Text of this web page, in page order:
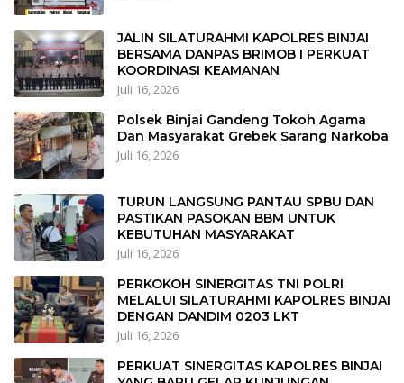
JALIN SILATURAHMI KAPOLRES BINJAI
BERSAMA DANPAS BRIMOB I PERKUAT
KOORDINASI KEAMANAN
Juli 16, 2026
Polsek Binjai Gandeng Tokoh Agama
Dan Masyarakat Grebek Sarang Narkoba
Juli 16, 2026
TURUN LANGSUNG PANTAU SPBU DAN
PASTIKAN PASOKAN BBM UNTUK
KEBUTUHAN MASYARAKAT
Juli 16, 2026
PERKOKOH SINERGITAS TNI POLRI
MELALUI SILATURAHMI KAPOLRES BINJAI
DENGAN DANDIM 0203 LKT
Juli 16, 2026
PERKUAT SINERGITAS KAPOLRES BINJAI